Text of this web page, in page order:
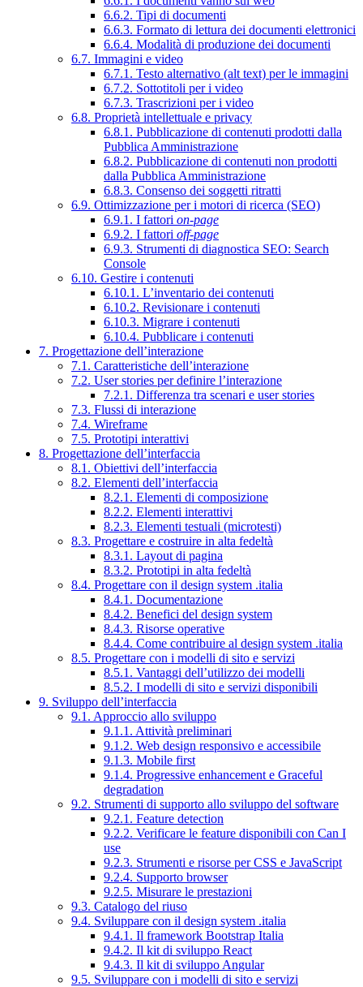
6.6.2. Tipi di documenti
6.6.3. Formato di lettura dei documenti elettronici
6.6.4. Modalità di produzione dei documenti
6.7. Immagini e video
6.7.1. Testo alternativo (alt text) per le immagini
6.7.2. Sottotitoli per i video
6.7.3. Trascrizioni per i video
6.8. Proprietà intellettuale e privacy
6.8.1. Pubblicazione di contenuti prodotti dalla
Pubblica Amministrazione
6.8.2. Pubblicazione di contenuti non prodotti
dalla Pubblica Amministrazione
6.8.3. Consenso dei soggetti ritratti
6.9. Ottimizzazione per i motori di ricerca (SEO)
6.9.1. I fattori on-page
6.9.2. I fattori off-page
6.9.3. Strumenti di diagnostica SEO: Search
Console
6.10. Gestire i contenuti
6.10.1. L’inventario dei contenuti
6.10.2. Revisionare i contenuti
6.10.3. Migrare i contenuti
6.10.4. Pubblicare i contenuti
7. Progettazione dell’interazione
7.1. Caratteristiche dell’interazione
7.2. User stories per definire l’interazione
7.2.1. Differenza tra scenari e user stories
7.3. Flussi di interazione
7.4. Wireframe
7.5. Prototipi interattivi
8. Progettazione dell’interfaccia
8.1. Obiettivi dell’interfaccia
8.2. Elementi dell’interfaccia
8.2.1. Elementi di composizione
8.2.2. Elementi interattivi
8.2.3. Elementi testuali (microtesti)
8.3. Progettare e costruire in alta fedeltà
8.3.1. Layout di pagina
8.3.2. Prototipi in alta fedeltà
8.4. Progettare con il design system .italia
8.4.1. Documentazione
8.4.2. Benefici del design system
8.4.3. Risorse operative
8.4.4. Come contribuire al design system .italia
8.5. Progettare con i modelli di sito e servizi
8.5.1. Vantaggi dell’utilizzo dei modelli
8.5.2. I modelli di sito e servizi disponibili
9. Sviluppo dell’interfaccia
9.1. Approccio allo sviluppo
9.1.1. Attività preliminari
9.1.2. Web design responsivo e accessibile
9.1.3. Mobile first
9.1.4. Progressive enhancement e Graceful
degradation
9.2. Strumenti di supporto allo sviluppo del software
9.2.1. Feature detection
9.2.2. Verificare le feature disponibili con Can I
use
9.2.3. Strumenti e risorse per CSS e JavaScript
9.2.4. Supporto browser
9.2.5. Misurare le prestazioni
9.3. Catalogo del riuso
9.4. Sviluppare con il design system .italia
9.4.1. Il framework Bootstrap Italia
9.4.2. Il kit di sviluppo React
9.4.3. Il kit di sviluppo Angular
9.5. Sviluppare con i modelli di sito e servizi